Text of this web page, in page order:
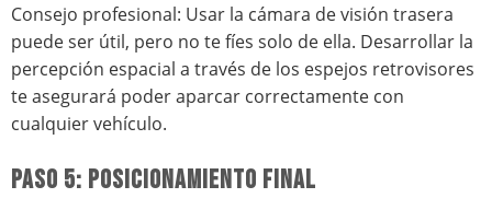
Consejo profesional: Usar la cámara de visión trasera
puede ser útil, pero no te fíes solo de ella. Desarrollar la
percepción espacial a través de los espejos retrovisores
te asegurará poder aparcar correctamente con
cualquier vehículo.
PASO 5: POSICIONAMIENTO FINAL